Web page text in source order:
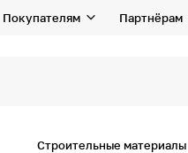
Покупателям Партнёрам
Строительные материалы